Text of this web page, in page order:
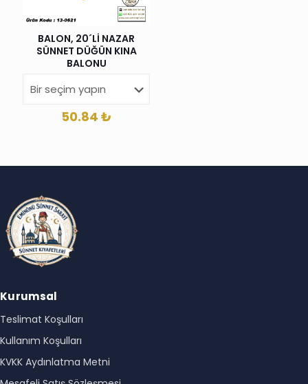
BALON, 20´Lİ NAZAR
SÜNNET DÜĞÜN KINA
BALONU
50.84 ₺
Kurumsal
Teslimat Koşulları
Kullanım Koşulları
KVKK Aydınlatma Metni